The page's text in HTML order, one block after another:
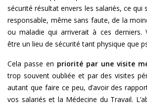
sécurité résultat envers les salariés, ce qui
responsable, même sans faute, de la
ou maladie qui arriverait à ces derniers.
être un lieu de sécurité tant physique que
Cela passe en priorité par une visite
trop souvent oubliée et par des visites
autant que faire ce peu, d’avoir des
vos salariés et la Médecine du Travail.